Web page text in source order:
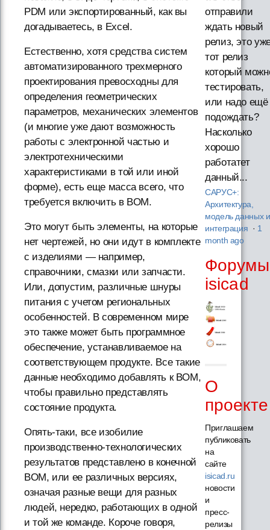
PDM или экспортированный, как вы
догадываетесь, в Excel.
Естественно, хотя средства систем
автоматизированного трехмерного
проектирования превосходны для
определения геометрических
параметров, механических элементов
(и многие уже дают возможность
работы с электронной частью и
электротехническими
характеристиками в той или иной
форме), есть еще масса всего, что
требуется включить в BOM.
Это могут быть элементы, на которые
нет чертежей, но они идут в комплекте
с изделиями — например,
справочники, смазки или запчасти.
Или, допустим, различные шнуры
питания с учетом региональных
особенностей. В современном мире
это также может быть программное
обеспечение, устанавливаемое на
соответствующем продукте. Все такие
данные необходимо добавлять к BOM,
чтобы правильно представлять
состояние продукта.
Опять-таки, все изобилие
производственно-технологических
результатов представлено в конечной
BOM, или ее различных версиях,
означая разные вещи для разных
людей, нередко, работающих в одной
и той же команде. Короче говоря,
отправили
ждать новый
релиз, это
тот релиз
который
тестировать,
или надо ещё
подождать?
Насколько
хорошо
работатет
данный...
САРУС+:
Архитектура,
модель данных и
интеграция · 1
month ago
Форумы
isicad
О
проекте
Приглашаем
публиковать
на
сайте
isicad.ru
новости
и
пресс-
релизы